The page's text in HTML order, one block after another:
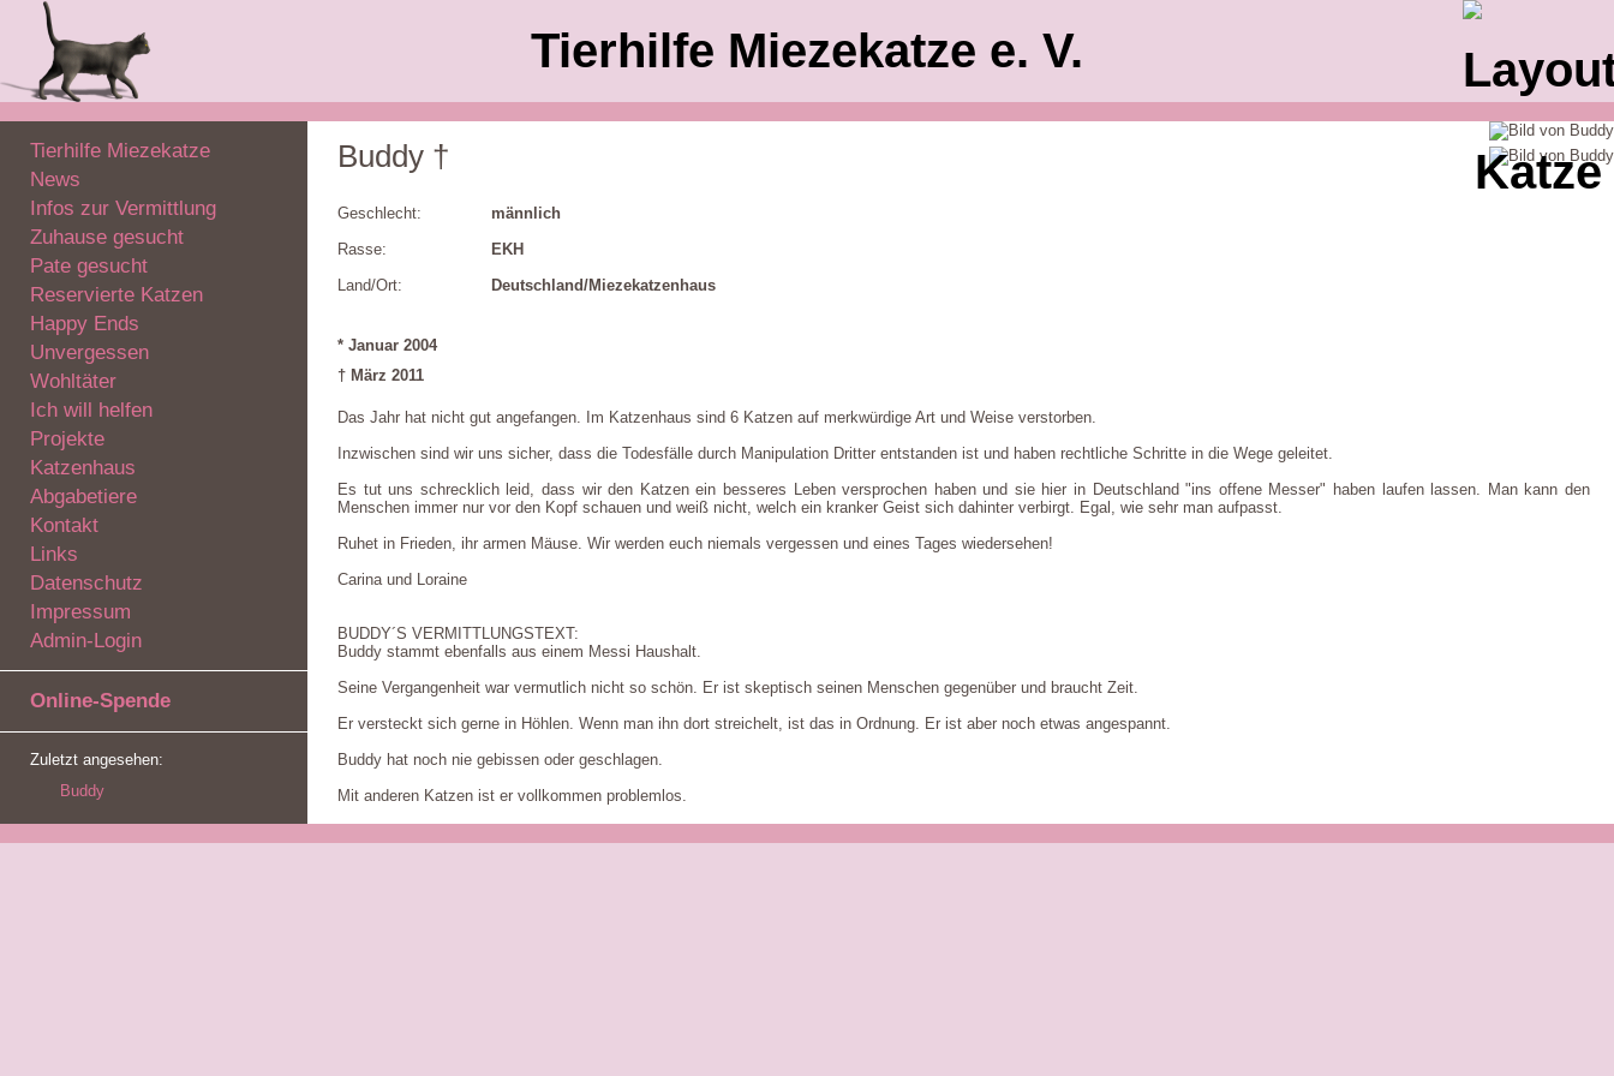
Tierhilfe Miezekatze e. V.
Tierhilfe Miezekatze
News
Infos zur Vermittlung
Zuhause gesucht
Pate gesucht
Reservierte Katzen
Happy Ends
Unvergessen
Wohltäter
Ich will helfen
Projekte
Katzenhaus
Abgabetiere
Kontakt
Links
Datenschutz
Impressum
Admin-Login
Online-Spende
Zuletzt angesehen:
Buddy
Buddy †
Geschlecht:
männlich
Rasse:
EKH
Land/Ort:
Deutschland/Miezekatzenhaus
* Januar 2004
† März 2011
Das Jahr hat nicht gut angefangen. Im Katzenhaus sind 6 Katzen auf merkwürdige Art und Weise verstorben.
Inzwischen sind wir uns sicher, dass die Todesfälle durch Manipulation Dritter entstanden ist und haben rechtliche Schritte in die Wege geleitet.
Es tut uns schrecklich leid, dass wir den Katzen ein besseres Leben versprochen haben und sie hier in Deutschland "ins offene Messer" haben laufen lassen. Man kann den
Menschen immer nur vor den Kopf schauen und weiß nicht, welch ein kranker Geist sich dahinter verbirgt. Egal, wie sehr man aufpasst.
Ruhet in Frieden, ihr armen Mäuse. Wir werden euch niemals vergessen und eines Tages wiedersehen!
Carina und Loraine
BUDDY´S VERMITTLUNGSTEXT:
Buddy stammt ebenfalls aus einem Messi Haushalt.
Seine Vergangenheit war vermutlich nicht so schön. Er ist skeptisch seinen Menschen gegenüber und braucht Zeit.
Er versteckt sich gerne in Höhlen. Wenn man ihn dort streichelt, ist das in Ordnung. Er ist aber noch etwas angespannt.
Buddy hat noch nie gebissen oder geschlagen.
Mit anderen Katzen ist er vollkommen problemlos.